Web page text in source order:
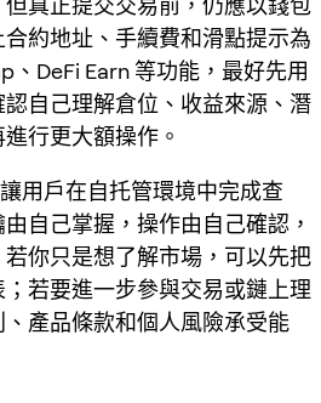
真正提交交易前，仍應以錢包
約地址、手續費和滑點提示為
、DeFi Earn 等功能，最好先用
自己理解倉位、收益來源、潛
行更大額操作。
用戶在自托管環境中完成查
自己掌握，操作由自己確認，
你只是想了解市場，可以先把
若要進一步參與交易或鏈上理
產品條款和個人風險承受能